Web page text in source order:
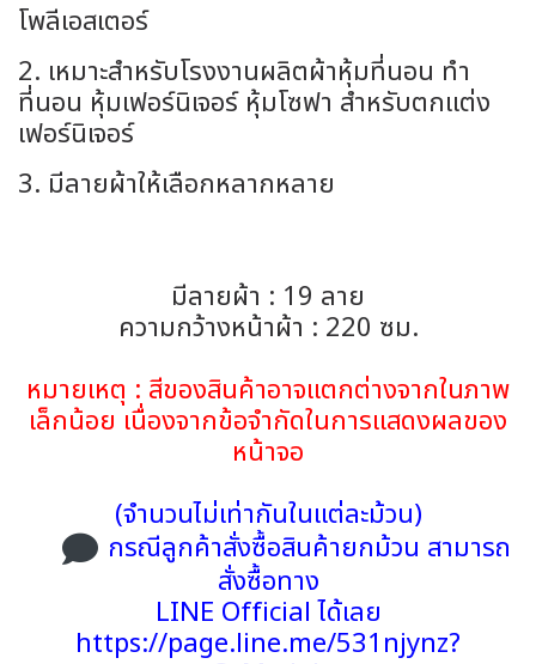
โพลีเอสเตอร์
2. เหมาะสำหรับโรงงานผลิตผ้าหุ้มที่นอน ทำ
ที่นอน หุ้มเฟอร์นิเจอร์ หุ้มโซฟา สำหรับตกแต่ง
เฟอร์นิเจอร์
3. มีลายผ้าให้เลือกหลากหลาย
มีลายผ้า : 19 ลาย
ความกว้างหน้าผ้า : 220 ซม.
หมายเหตุ : สีของสินค้าอาจแตกต่างจากในภาพ
เล็กน้อย เนื่องจากข้อจำกัดในการแสดงผลของ
หน้าจอ
(จำนวนไม่เท่ากันในแต่ละม้วน)
กรณีลูกค้าสั่งซื้อสินค้ายกม้วน สามารถ
สั่งซื้อทาง
LINE Official ได้เลย
https://page.line.me/531njynz?